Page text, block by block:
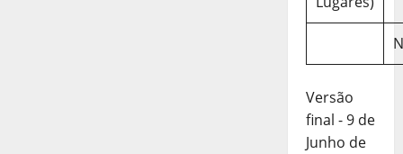
Versão
final - 9 de
Junho de